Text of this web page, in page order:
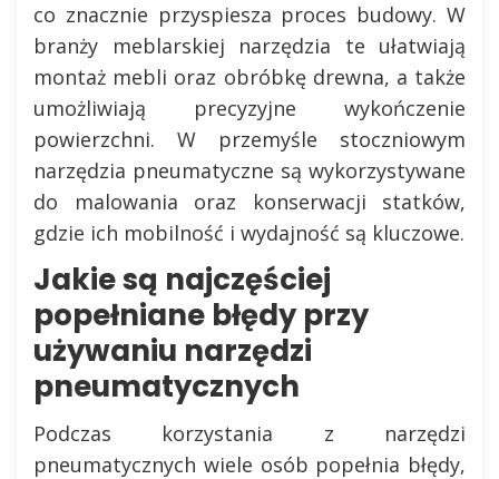
co znacznie przyspiesza proces budowy. W
branży meblarskiej narzędzia te ułatwiają
montaż mebli oraz obróbkę drewna, a także
umożliwiają precyzyjne wykończenie
powierzchni. W przemyśle stoczniowym
narzędzia pneumatyczne są wykorzystywane
do malowania oraz konserwacji statków,
gdzie ich mobilność i wydajność są kluczowe.
Jakie są najczęściej
popełniane błędy przy
używaniu narzędzi
pneumatycznych
Podczas korzystania z narzędzi
pneumatycznych wiele osób popełnia błędy,